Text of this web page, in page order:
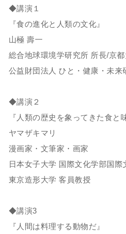
◆講演１
『食の進化と人類の
山極 壽一
総合地球環境学研究所 所長/京
公益財団法人 ひと・健康・未来
◆講演２
『人類の歴史を象ってきた食と
ヤマザキマリ
漫画家・文筆家・画家
日本女子大学 国際文化学部国
東京造形大学 客員教授
◆講演3
『人間は料理する動物